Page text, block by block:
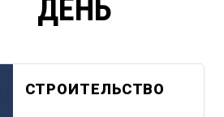
ДЕНЬ
СТРОИТЕЛЬСТВО